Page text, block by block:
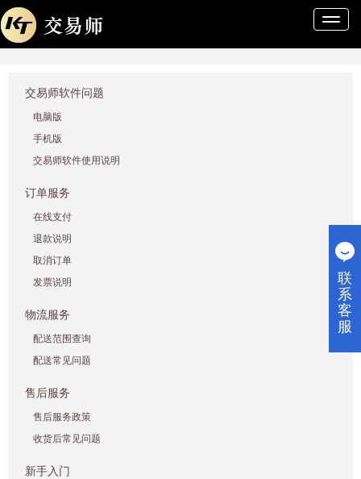
导
交易师软件问题
电脑版
手机版
交易师软件使用说明
订单服务
在线支付
退款说明
取消订单
发票说明
物流服务
配送范围查询
配送常见问题
售后服务
售后服务政策
收货后常见问题
新手入门
联
系
客
服